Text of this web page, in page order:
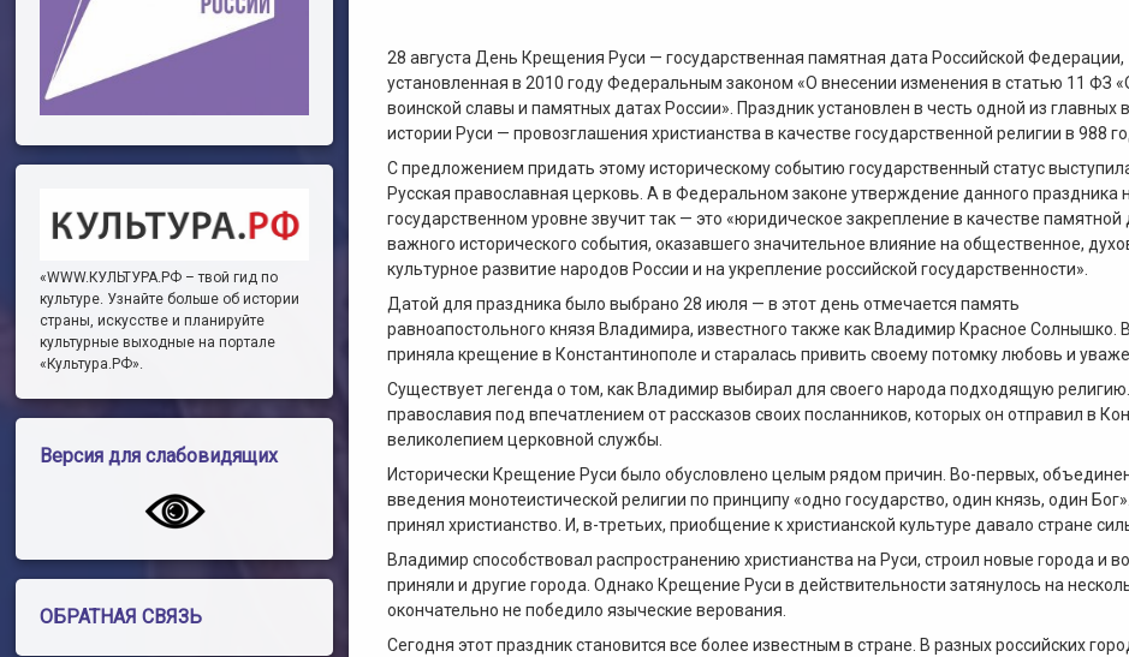
28 августа День Крещения Руси — государственная памятная дата Российской Федерации,
установленная в 2010 году Федеральным законом «О внесении изменения в статью 11 ФЗ
воинской славы и памятных датах России». Праздник установлен в честь одной из главных
истории Руси — провозглашения христианства в качестве государственной религии в 988
С предложением придать этому историческому событию государственный статус
Русская православная церковь. А в Федеральном законе утверждение данного праздника
государственном уровне звучит так — это «юридическое закрепление в качестве памятной
важного исторического события, оказавшего значительное влияние на общественное,
культурное развитие народов России и на укрепление российской государственности».
Датой для праздника было выбрано 28 июля — в этот день отмечается память
равноапостольного князя Владимира, известного также как Владимир Красное Солнышко.
приняла крещение в Константинополе и старалась привить своему потомку любовь и
Существует легенда о том, как Владимир выбирал для своего народа подходящую
православия под впечатлением от рассказов своих посланников, которых он отправил в
великолепием церковной службы.
Исторически Крещение Руси было обусловлено целым рядом причин. Во-первых,
введения монотеистической религии по принципу «одно государство, один князь, один
принял христианство. И, в-третьих, приобщение к христианской культуре давало стране
Владимир способствовал распространению христианства на Руси, строил новые города и
приняли и другие города. Однако Крещение Руси в действительности затянулось на
окончательно не победило языческие верования.
Сегодня этот праздник становится все более известным в стране. В разных российских
«WWW.КУЛЬТУРА.РФ – твой гид по
культуре. Узнайте больше об истории
страны, искусстве и планируйте
культурные выходные на портале
«Культура.РФ».
Версия для слабовидящих
ОБРАТНАЯ СВЯЗЬ